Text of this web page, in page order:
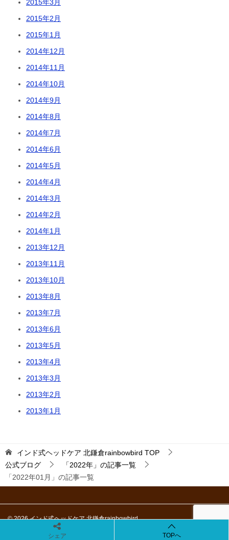
2015年3月
2015年2月
2015年1月
2014年12月
2014年11月
2014年10月
2014年9月
2014年8月
2014年7月
2014年6月
2014年5月
2014年4月
2014年3月
2014年2月
2014年1月
2013年12月
2013年11月
2013年10月
2013年8月
2013年7月
2013年6月
2013年5月
2013年4月
2013年3月
2013年2月
2013年1月
インド式ヘッドケア 北鎌倉rainbowbird TOP
公式ブログ
「2022年」の記事一覧
「2022年01月」の記事一覧
© 2026 インド式ヘッドケア 北鎌倉rainbowbird
シェア TOPへ